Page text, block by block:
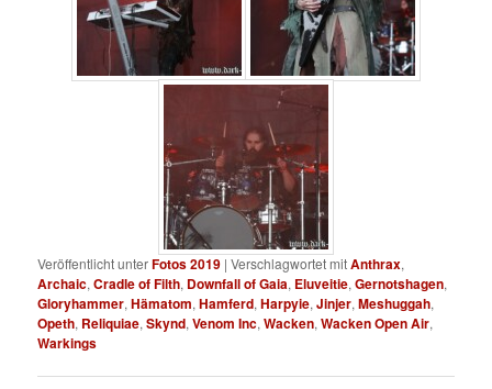
Veröffentlicht unterFotos 2019 |Verschlagwortet mitAnthrax,
Archaic,Cradle of Filth, Downfall of Gaia, Eluveitie,Gernotshagen,
Gloryhammer,Hämatom,Hamferd,Harpyie,Jinjer,Meshuggah,
Opeth, Reliquiae,Skynd,Venom Inc,Wacken,Wacken Open Air,
Warkings